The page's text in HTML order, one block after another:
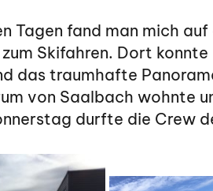
Tagen fand man mich
Skifahren. Dort
das traumhafte
von Saalbach wohnte
durfte die Crew